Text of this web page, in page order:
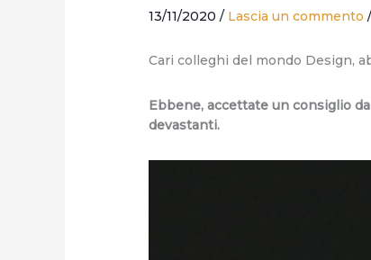
13/11/2020/ Lascia un commento /
Cari colleghi del mondo Design,
Ebbene, accettate un consiglio
devastanti.